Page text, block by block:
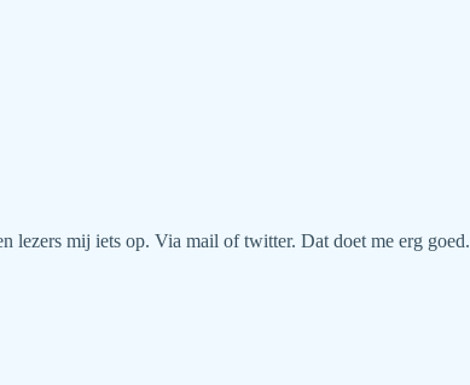
lezers mij iets op. Via mail of twitter. Dat doet me erg goed.